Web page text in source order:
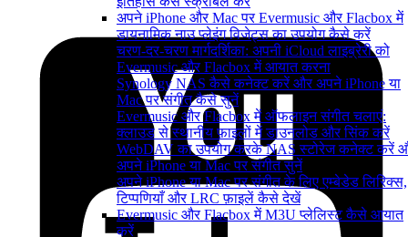
अपने iPhone और Mac पर Evermusic और Flacbox में
डायनामिक नाउ प्लेइंग विजेट्स का उपयोग कैसे करें
चरण-दर-चरण मार्गदर्शिका: अपनी iCloud लाइब्रेरी को
Evermusic और Flacbox में आयात करना
Synology NAS कैसे कनेक्ट करें और अपने iPhone या
Mac पर संगीत कैसे सुनें
Evermusic और Flacbox में ऑफलाइन संगीत चलाएं:
क्लाउड से स्थानीय फ़ाइलों में डाउनलोड और सिंक करें
WebDAV का उपयोग करके NAS स्टोरेज कनेक्ट करें
अपने iPhone या Mac पर संगीत सुनें
अपने iPhone या Mac पर संगीत के लिए एम्बेडेड लिरिक्स,
टिप्पणियाँ और LRC फ़ाइलें कैसे देखें
Evermusic और Flacbox में M3U प्लेलिस्ट कैसे आयात
करें